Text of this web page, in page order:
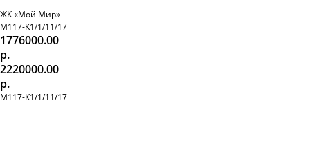
ЖК «Мой Мир»
М117-К1/1/11/17
1776000.00
р.
2220000.00
р.
М117-К1/1/11/17